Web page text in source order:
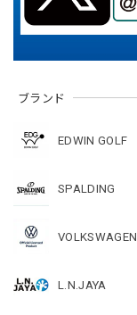
ブランド
EDWIN GOLF
SPALDING
VOLKSWAGEN
L.N.JAYA